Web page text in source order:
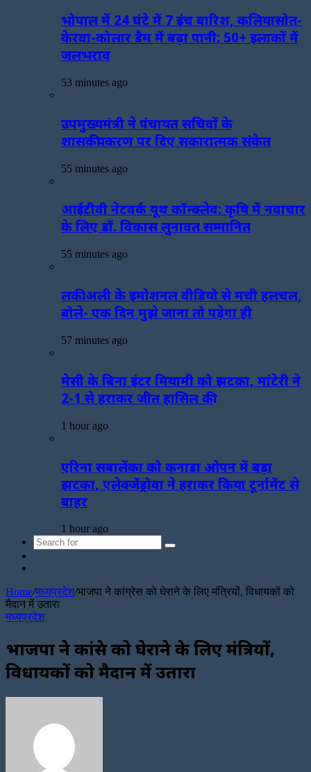
भोपाल में 24 घंटे में 7 इंच बारिश, कलियासोत-
केरवा-कोलार डैम में बढ़ा पानी; 50+ इलाकों में
जलभराव
53 minutes ago
उपमुख्यमंत्री ने पंचायत सचिवों के
शासकीयकरण पर दिए सकारात्मक संकेत
55 minutes ago
आईटीवी नेटवर्क यूथ कॉन्क्लेव: कृषि में नवाचार
के लिए डॉ. विकास लुनावत सम्मानित
55 minutes ago
लकी अली के इमोशनल वीडियो से मची हलचल,
बोले- एक दिन मुझे जाना तो पड़ेगा ही
57 minutes ago
मेसी के बिना इंटर मियामी को झटका, मांटेरी ने
2-1 से हराकर जीत हासिल की
1 hour ago
एरिना सबालेंका को कनाडा ओपन में बड़ा
झटका, एलेक्जेंड्रोवा ने हराकर किया टूर्नामेंट से
बाहर
1 hour ago
Search
Home/मध्यप्रदेश/भाजपा ने कांग्रेस को घेराने के लिए मंत्रियों, विधायकों को
मैदान में उतारा
मध्यप्रदेश
भाजपा ने कांग्रेस को घेराने के लिए मंत्रियों,
विधायकों को मैदान में उतारा